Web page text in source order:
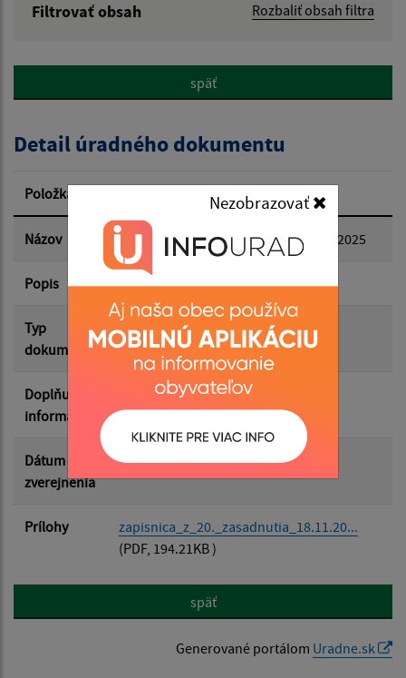
Nezobrazovať
Filtrovať obsah Rozbaliť obsah filtra
Popis:
Dátum zverejnenia od:
Dátum zverejnenia do:
Filtrovať Reset
späť
Detail úradného dokumentu
Položka
Názov Zápisnica z 20. zasadnutia OZ 18.11.2025
Popis Zápisnica
Typ
dokumentu
Zasadnutia OZ
Doplňujúce
informácie
Dátum
zverejnenia
29.01.2026
Prílohy
zapisnica_z_20._zasadnutia_18.11.20...
(PDF, 194.21KB )
späť
Generované portálom Uradne.sk